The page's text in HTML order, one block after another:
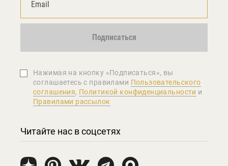
Подписаться
Нажимая на кнопку «Подписаться», вы
соглашаетеcь с правилами Пользовательского
соглашения, Политикой конфиденциальности и
Правилами рассылок
Читайте нас в соцсетях